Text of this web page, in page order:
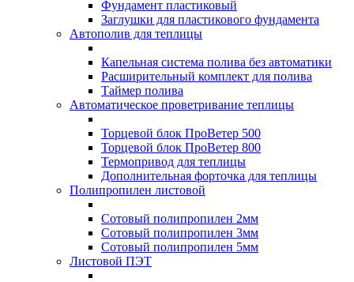
Фундамент пластиковый
Заглушки для пластикового фундамента
Автополив для теплицы
Капельная система полива без автоматики
Расширительный комплект для полива
Таймер полива
Автоматическое проветривание теплицы
Торцевой блок ПроВетер 500
Торцевой блок ПроВетер 800
Термопривод для теплицы
Дополнительная форточка для теплицы
Полипропилен листовой
Сотовый полипропилен 2мм
Сотовый полипропилен 3мм
Сотовый полипропилен 5мм
Листовой ПЭТ